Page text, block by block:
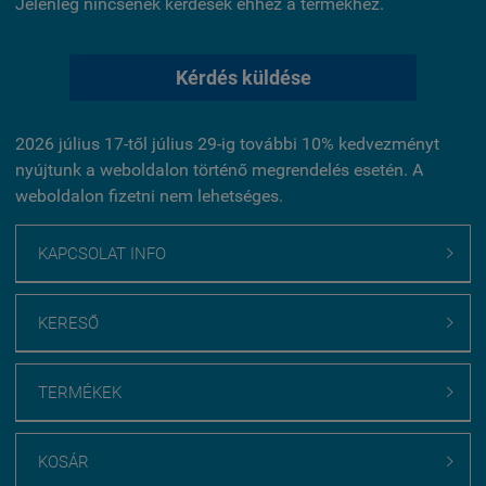
Kérdés küldése
2026 július 17-től július 29-ig további 10% kedvezményt
nyújtunk a weboldalon történő megrendelés esetén. A
weboldalon fizetni nem lehetséges.
KAPCSOLAT INFO 
KERESŐ 
TERMÉKEK 
KOSÁR 